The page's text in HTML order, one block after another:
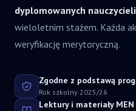
dyplomowanych
wieloletnim stażem. Każda
weryfikację merytoryczną.
Zgodne z podstawą
Rok szkolny 2025/26
Lektury i materiały MEN